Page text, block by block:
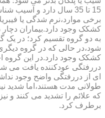
15 تا 35 سال دارد و
برخی موارد،نرم شدگی یا
کشکک وجود دارد.بیماران
به دو گروه تقسیم کرد؛ در
شود،در حالی که در گروه
کشکک وجود دارد.در این گروه
دررفتگی عودکننده یافت می
ای از دررفتگی واضح وجود
طولانی مدت هستند،اما شدید
که علائم را تشدید می کنند و
برطرف کرد.